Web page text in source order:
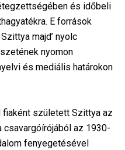
és időbeli
E források
majd’ nyolc
nyomon
és mediális határokon
született Szittya az
az 1930-
fenyegetésével